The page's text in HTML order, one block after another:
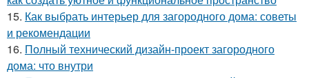
15. Как выбрать интерьер для загородного дома: советы
и рекомендации
16. Полный технический дизайн-проект загородного
дома: что внутри